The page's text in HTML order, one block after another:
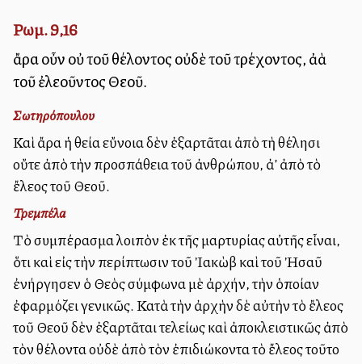
Ρωμ. 9,16
ἄρα οὖν οὐ τοῦ θέλοντος οὐδὲ τοῦ τρέχοντος, ἀλλὰ
τοῦ ἐλεοῦντος Θεοῦ.
Σωτηρόπουλου
Καὶ ἄρα ἡ θεία εὔνοια δὲν ἐξαρτᾶται ἀπὸ τὴ θέλησι
οὔτε ἀπὸ τὴν προσπάθεια τοῦ ἀνθρώπου, ἀλλ’ ἀπὸ τὸ
ἔλεος τοῦ Θεοῦ.
Τρεμπέλα
Τὸ συμπέρασμα λοιπὸν ἐκ τῆς μαρτυρίας αὐτῆς εἶναι,
ὅτι καὶ εἰς τὴν περίπτωσιν τοῦ Ἰακὼβ καὶ τοῦ Ἠσαῦ
ἐνήργησεν ὁ Θεὸς σύμφωνα μὲ ἀρχήν, τὴν ὁποίαν
ἐφαρμόζει γενικῶς. Κατὰ τὴν ἀρχὴν δὲ αὐτὴν τὸ ἔλεος
τοῦ Θεοῦ δὲν ἐξαρτᾶται τελείως καὶ ἀποκλειστικῶς ἀπὸ
τὸν θέλοντα οὐδὲ ἀπὸ τὸν ἐπιδιώκοντα τὸ ἔλεος τοῦτο